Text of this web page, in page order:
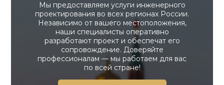
Мы предоставляем услуги инженерного
проектирования во всех регионах России.
Независимо от вашего местоположения,
наши специалисты оперативно
разработают проект и обеспечат его
сопровождение. Доверяйте
профессионалам — мы работаем для вас
по всей стране!